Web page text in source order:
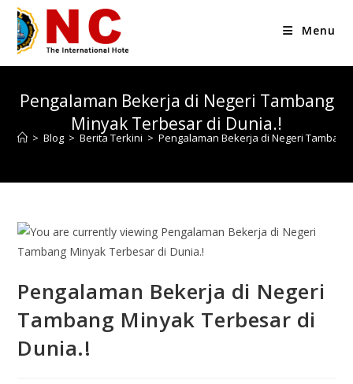
Menu
Pengalaman Bekerja di Negeri Tambang
Minyak Terbesar di Dunia.!
> Blog > Berita Terkini > Pengalaman Bekerja di Negeri
Pengalaman Bekerja di Negeri
Tambang Minyak Terbesar di
Dunia.!